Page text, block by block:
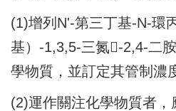
(1)增列N'-第三丁基-N-環
基）-1,3,5-三氮𠯤-2,4-二
學物質，並訂定其管制濃
(2)運作關注化學物質者，